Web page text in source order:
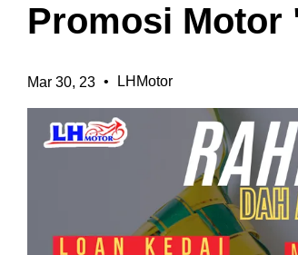
Promosi Motor
Mar 30, 23 • LHMotor